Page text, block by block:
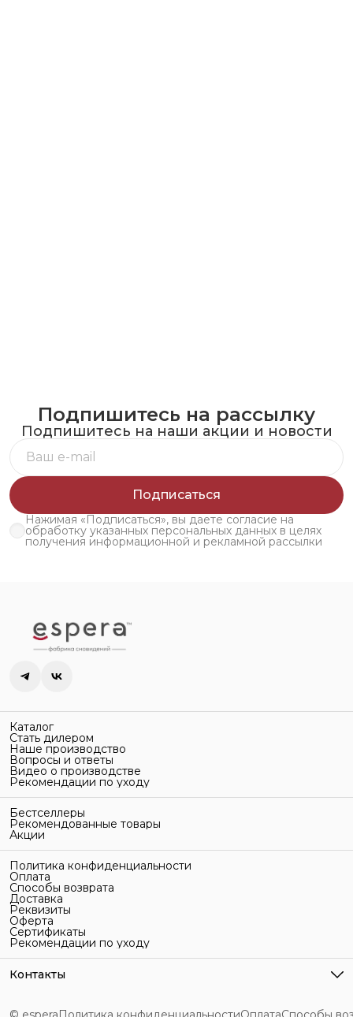
Подпишитесь на рассылку
Подпишитесь на наши акции и новости
Подписаться
Нажимая «Подписаться», вы даете согласие на
обработку указанных персональных данных в целях
получения информационной и рекламной рассылки
Каталог
Стать дилером
Наше производство
Вопросы и ответы
Видео о производстве
Рекомендации по уходу
Бестселлеры
Рекомендованные товары
Акции
Политика конфиденциальности
Оплата
Способы возврата
Доставка
Реквизиты
Оферта
Сертификаты
Рекомендации по уходу
Контакты